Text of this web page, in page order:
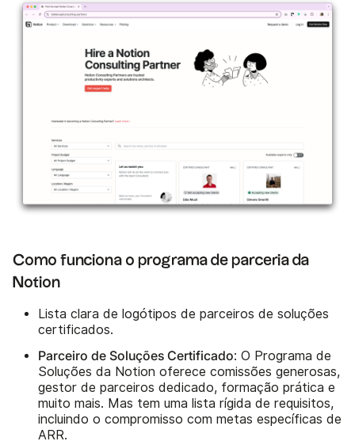
Como funciona o programa de parceria da
Notion
Lista clara de logótipos de parceiros de soluções
certificados.
Parceiro de Soluções Certificado: O Programa de
Soluções da Notion oferece comissões generosas,
gestor de parceiros dedicado, formação prática e
muito mais. Mas tem uma lista rígida de requisitos,
incluindo o compromisso com metas específicas de
ARR.